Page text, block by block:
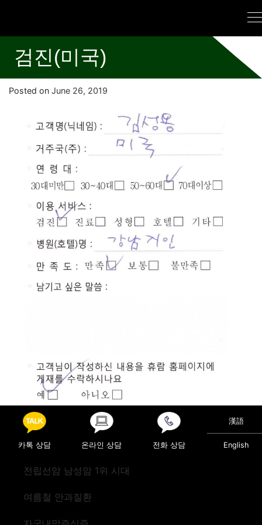
검진(미국)
Posted on June 26, 2019
Post navigation
카톡 상담 온라인 상담 전화 상담
漢語
English
전립선암 남성암 1위 시대
여름철 안과질환